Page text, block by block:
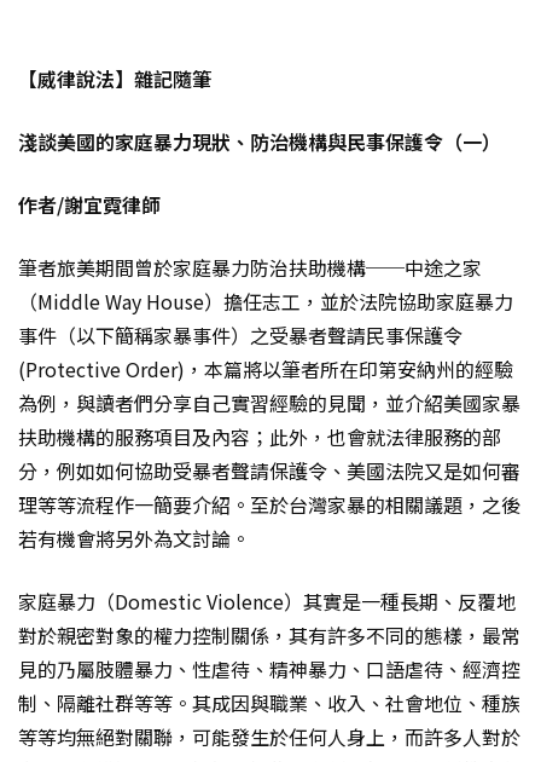
【威律說法】雜記隨筆
淺談美國的家庭暴力現狀、防治機構與民事保護令（一）
作者/謝宜霓律師
筆者旅美期間曾於家庭暴力防治扶助機構──中途之家
（Middle Way House）擔任志工，並於法院協助家庭暴力
事件（以下簡稱家暴事件）之受暴者聲請民事保護令
(Protective Order)，本篇將以筆者所在印第安納州的經驗
為例，與讀者們分享自己實習經驗的見聞，並介紹美國家暴
扶助機構的服務項目及內容；此外，也會就法律服務的部
分，例如如何協助受暴者聲請保護令、美國法院又是如何審
理等等流程作一簡要介紹。至於台灣家暴的相關議題，之後
若有機會將另外為文討論。
家庭暴力（Domestic Violence）其實是一種長期、反覆地
對於親密對象的權力控制關係，其有許多不同的態樣，最常
見的乃屬肢體暴力、性虐待、精神暴力、口語虐待、經濟控
制、隔離社群等等。其成因與職業、收入、社會地位、種族
等等均無絕對關聯，可能發生於任何人身上，而許多人對於